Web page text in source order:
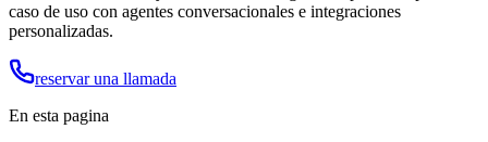
caso de uso con agentes conversacionales e integraciones
personalizadas.
reservar una llamada
En esta pagina